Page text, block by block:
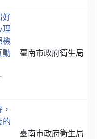
好
理
機
動
臺南市政府衛生局
的
臺南市政府衛生局